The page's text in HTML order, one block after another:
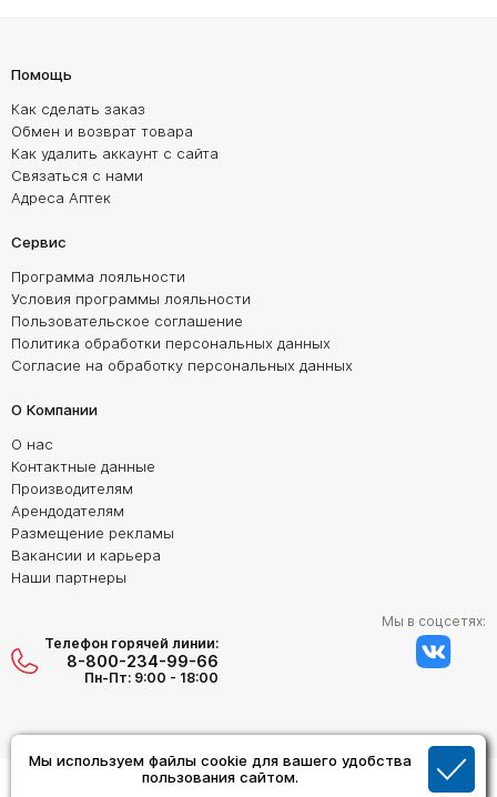
Мы используем файлы cookie для вашего удобства
пользования сайтом.
Помощь
Как сделать заказ
Обмен и возврат товара
Как удалить аккаунт с сайта
Связаться с нами
Адреса Аптек
Сервис
Программа лояльности
Условия программы лояльности
Пользовательское соглашение
Политика обработки персональных данных
Согласие на обработку персональных данных
О Компании
О нас
Контактные данные
Производителям
Арендодателям
Размещение рекламы
Вакансии и карьера
Наши партнеры
Телефон горячей линии:
8-800-234-99-66
Пн-Пт: 9:00 - 18:00
Мы в соцсетях: